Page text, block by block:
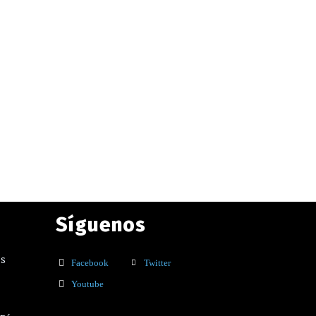
Síguenos
Facebook
Twitter
Youtube